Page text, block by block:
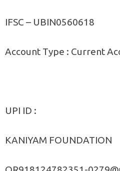
IFSC – UBIN0560618
Account Type : Current
UPI ID :
KANIYAM FOUNDATION